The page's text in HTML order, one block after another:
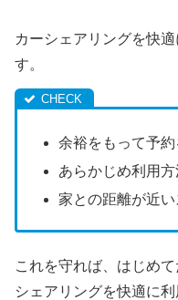
カーシェアリングを快
す。
余裕をもって予約
あらかじめ利用方
家との距離が近
これを守れば、はじめ
シェアリングを快適に利